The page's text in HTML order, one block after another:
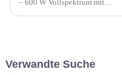
– 600 W Vollspektrum mit
Einsparung von über 30 %
Verwandte Suche